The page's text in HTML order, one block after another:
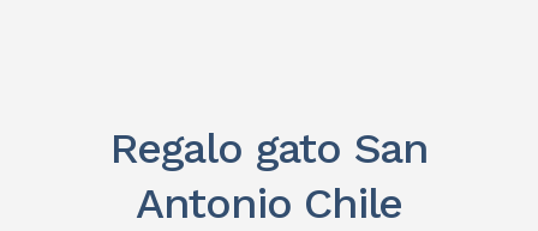
Regalo gato San
Antonio Chile